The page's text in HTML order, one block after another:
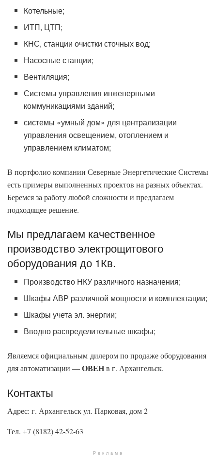
Котельные;
ИТП, ЦТП;
КНС, станции очистки сточных вод;
Насосные станции;
Вентиляция;
Системы управления инженерными
коммуникациями зданий;
системы «умный дом» для централизации
управления освещением, отоплением и
управлением климатом;
В портфолио компании Северные Энергетические Системы
есть примеры выполненных проектов на разных объектах.
Беремся за работу любой сложности и предлагаем
подходящее решение.
Мы предлагаем качественное
производство электрощитового
оборудования до 1Кв.
Производство НКУ различного назначения;
Шкафы АВР различной мощности и комплектации;
Шкафы учета эл. энергии;
Вводно распределительные шкафы;
Являемся официальным дилером по продаже оборудования
для автоматизации —ОВЕНв г. Архангельск.
Контакты
Адрес: г. Архангельск ул. Парковая, дом 2
Тел. +7 (8182) 42-52-63
Реклама